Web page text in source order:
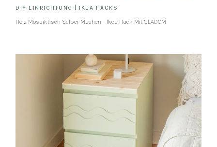
DIY EINRICHTUNG IKEA HACKS
Holz Mosaiktisch Selber Machen – Ikea Hack Mit GLADOM